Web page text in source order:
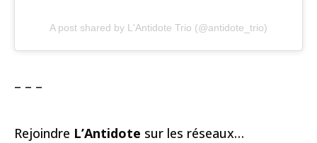
A post shared by L'Antidote Trio (@antidote_trio)
– – –
Rejoindre L’Antidote sur les réseaux…